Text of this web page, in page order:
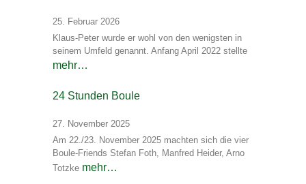
25. Februar 2026
Klaus-Peter wurde er wohl von den wenigsten in
seinem Umfeld genannt. Anfang April 2022 stellte
mehr…
24 Stunden Boule
27. November 2025
Am 22./23. November 2025 machten sich die vier
Boule-Friends Stefan Foth, Manfred Heider, Arno
Totzke mehr…